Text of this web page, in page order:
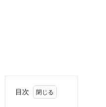
目次